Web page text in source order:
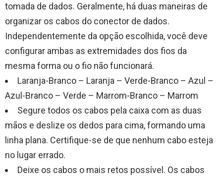
tomada de dados. Geralmente, há duas maneiras de
organizar os cabos do conector de dados.
Independentemente da opção escolhida, você deve
configurar ambas as extremidades dos fios da
mesma forma ou o fio não funcionará.
Laranja-Branco – Laranja – Verde-Branco – Azul –
Azul-Branco – Verde – Marrom-Branco – Marrom
Segure todos os cabos pela caixa com as duas
mãos e deslize os dedos para cima, formando uma
linha plana. Certifique-se de que nenhum cabo esteja
no lugar errado.
Deixe os cabos o mais retos possível. Os cabos